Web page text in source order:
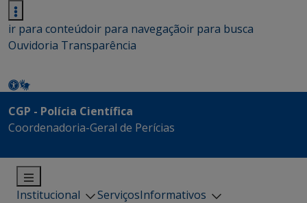
ir para conteúdoir para navegaçãoir para busca
Ouvidoria Transparência
CGP - Polícia Científica
Coordenadoria-Geral de Perícias
Institucional ServiçosInformativos